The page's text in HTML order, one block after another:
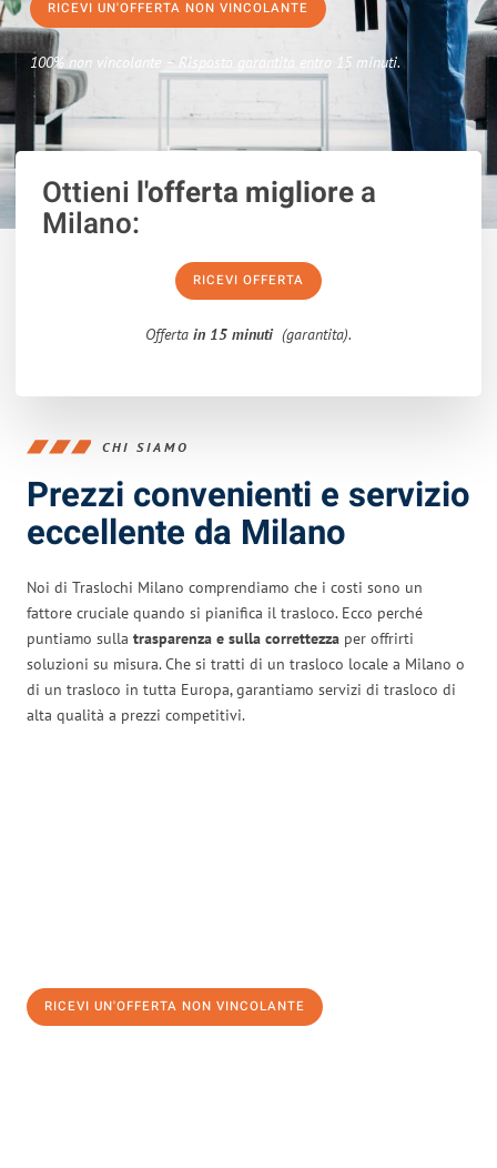
RICEVI UN'OFFERTA NON VINCOLANTE
100% non vincolante – Risposta garantita entro 15 minuti.
Ottieni l'offerta migliorea
Milano:
RICEVI OFFERTA
Offerta in 15 minuti (garantita).
CHI SIAMO
Prezzi convenienti e servizio
eccellente da Milano
Noi di Traslochi Milano comprendiamo che i costi sono un
fattore cruciale quando si pianifica il trasloco. Ecco perché
puntiamo sulla trasparenza e sulla correttezza per offrirti
soluzioni su misura. Che si tratti di un trasloco locale a Milano o
di un trasloco in tutta Europa, garantiamo servizi di trasloco di
alta qualità a prezzi competitivi.
RICEVI UN'OFFERTA NON VINCOLANTE